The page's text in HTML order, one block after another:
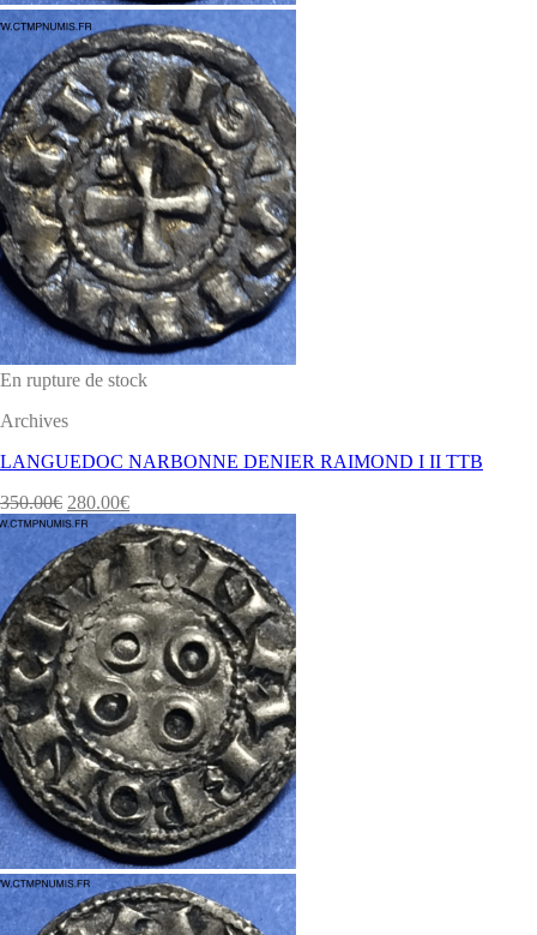
En rupture de stock
Archives
LANGUEDOC NARBONNE DENIER RAIMOND I II TTB
350.00€ 280.00€